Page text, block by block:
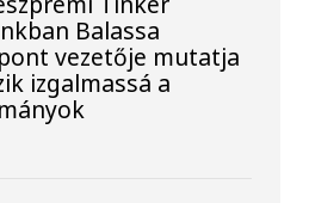
Balassa
vezetője mutatja
izgalmassá a